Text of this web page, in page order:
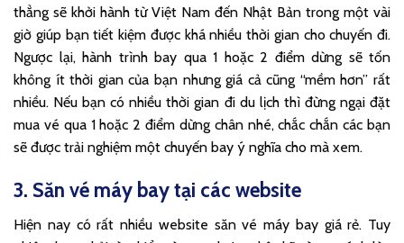
thẳng sẽ khởi hành từ Việt Nam đến Nhật Bản trong một vài
giờ giúp bạn tiết kiệm được khá nhiều thời gian cho chuyến đi.
Ngược lại, hành trình bay qua 1 hoặc 2 điểm dừng sẽ tốn
không ít thời gian của bạn nhưng giá cả cũng “mềm hơn” rất
nhiều. Nếu bạn có nhiều thời gian đi du lịch thì đừng ngại đặt
mua vé qua 1 hoặc 2 điểm dừng chân nhé, chắc chắn các bạn
sẽ được trải nghiệm một chuyến bay ý nghĩa cho mà xem.
3. Săn vé máy bay tại các website
Hiện nay có rất nhiều website săn vé máy bay giá rẻ. Tuy